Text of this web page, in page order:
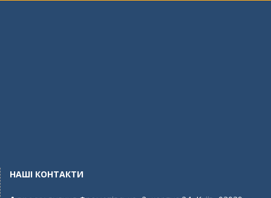
НАШІ КОНТАКТИ